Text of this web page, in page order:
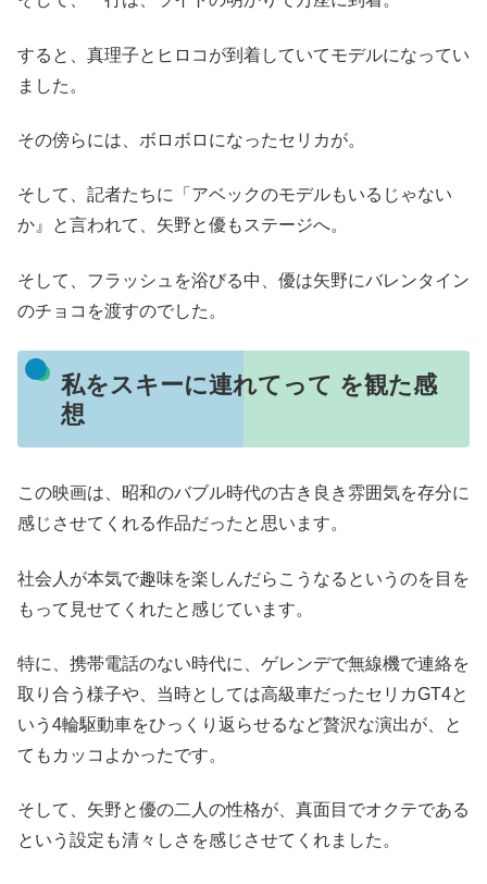
すると、真理子とヒロコが到着していてモデルになってい
ました。
その傍らには、ボロボロになったセリカが。
そして、記者たちに「アベックのモデルもいるじゃない
か』と言われて、矢野と優もステージへ。
そして、フラッシュを浴びる中、優は矢野にバレンタイン
のチョコを渡すのでした。
私をスキーに連れてって を観た感
想
この映画は、昭和のバブル時代の古き良き雰囲気を存分に
感じさせてくれる作品だったと思います。
社会人が本気で趣味を楽しんだらこうなるというのを目を
もって見せてくれたと感じています。
特に、携帯電話のない時代に、ゲレンデで無線機で連絡を
取り合う様子や、当時としては高級車だったセリカGT4と
いう4輪駆動車をひっくり返らせるなど贅沢な演出が、と
てもカッコよかったです。
そして、矢野と優の二人の性格が、真面目でオクテである
という設定も清々しさを感じさせてくれました。